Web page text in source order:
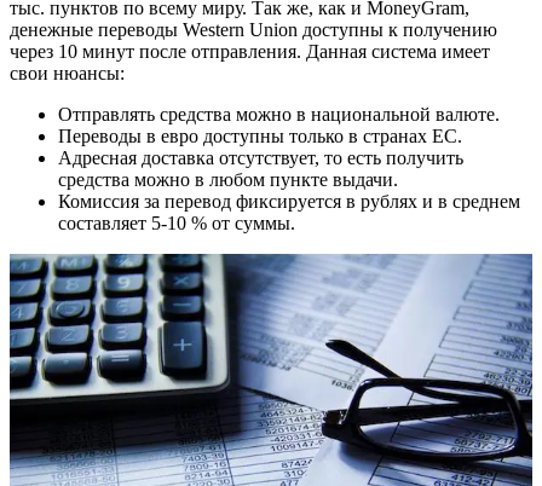
тыс. пунктов по всему миру. Так же, как и MoneyGram,
денежные переводы Western Union доступны к получению
через 10 минут после отправления. Данная система имеет
свои нюансы:
Отправлять средства можно в национальной валюте.
Переводы в евро доступны только в странах ЕС.
Адресная доставка отсутствует, то есть получить
средства можно в любом пункте выдачи.
Комиссия за перевод фиксируется в рублях и в среднем
составляет 5-10 % от суммы.